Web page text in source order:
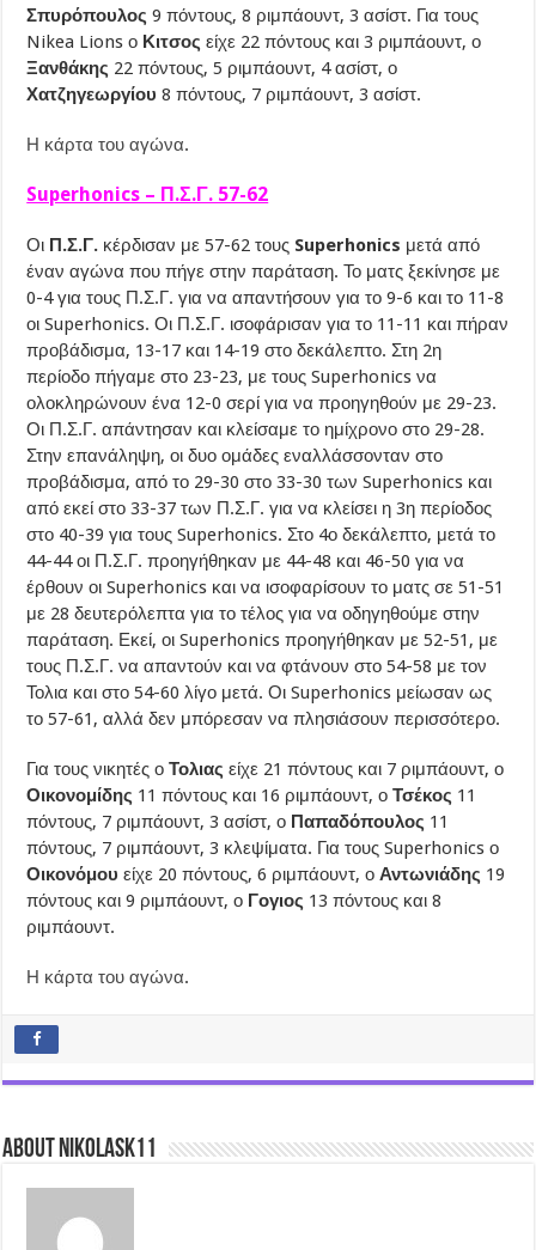
Σπυρόπουλος9 πόντους, 8 ριμπάουντ, 3 ασίστ. Για τους
Nikea Lions ο Κιτσοςείχε 22 πόντους και 3 ριμπάουντ, ο
Ξανθάκης 22 πόντους, 5 ριμπάουντ, 4 ασίστ, ο
Χατζηγεωργίου8 πόντους, 7 ριμπάουντ, 3 ασίστ.
Η κάρτα του αγώνα.
Superhonics – Π.Σ.Γ. 57-62
Οι Π.Σ.Γ. κέρδισαν με 57-62 τους Superhonics μετά από
έναν αγώνα που πήγε στην παράταση. Το ματς ξεκίνησε με
0-4 για τους Π.Σ.Γ. για να απαντήσουν για το 9-6 και το 11-8
οι Superhonics. Οι Π.Σ.Γ. ισοφάρισαν για το 11-11 και πήραν
προβάδισμα, 13-17 και 14-19 στο δεκάλεπτο. Στη 2η
περίοδο πήγαμε στο 23-23, με τους Superhonics να
ολοκληρώνουν ένα 12-0 σερί για να προηγηθούν με 29-23.
Οι Π.Σ.Γ. απάντησαν και κλείσαμε το ημίχρονο στο 29-28.
Στην επανάληψη, οι δυο ομάδες εναλλάσσονταν στο
προβάδισμα, από το 29-30 στο 33-30 των Superhonics και
από εκεί στο 33-37 των Π.Σ.Γ. για να κλείσει η 3η περίοδος
στο 40-39 για τους Superhonics. Στο 4ο δεκάλεπτο, μετά το
44-44 οι Π.Σ.Γ. προηγήθηκαν με 44-48 και 46-50 για να
έρθουν οι Superhonics και να ισοφαρίσουν το ματς σε 51-51
με 28 δευτερόλεπτα για το τέλος για να οδηγηθούμε στην
παράταση. Εκεί, οι Superhonics προηγήθηκαν με 52-51, με
τους Π.Σ.Γ. να απαντούν και να φτάνουν στο 54-58 με τον
Τολια και στο 54-60 λίγο μετά. Οι Superhonics μείωσαν ως
το 57-61, αλλά δεν μπόρεσαν να πλησιάσουν περισσότερο.
Για τους νικητές οΤολιαςείχε 21 πόντους και 7 ριμπάουντ, ο
Οικονομίδης 11 πόντους και 16 ριμπάουντ, οΤσέκος 11
πόντους, 7 ριμπάουντ, 3 ασίστ, ο Παπαδόπουλος 11
πόντους, 7 ριμπάουντ, 3 κλεψίματα. Για τους Superhonics ο
Οικονόμουείχε 20 πόντους, 6 ριμπάουντ, οΑντωνιάδης 19
πόντους και 9 ριμπάουντ, ο Γογιος 13 πόντους και 8
ριμπάουντ.
Η κάρτα του αγώνα.
About nikolask11